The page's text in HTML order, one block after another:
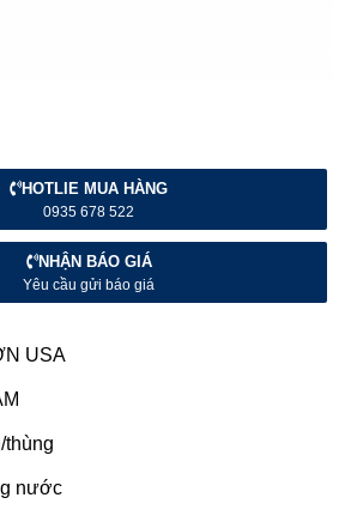
HOTLIE MUA HÀNG
0935 678 522
NHẬN BÁO GIÁ
Yêu cầu gửi báo giá
USA
thùng
nước